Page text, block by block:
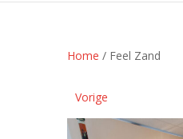
Home / Feel Zand
Vorige